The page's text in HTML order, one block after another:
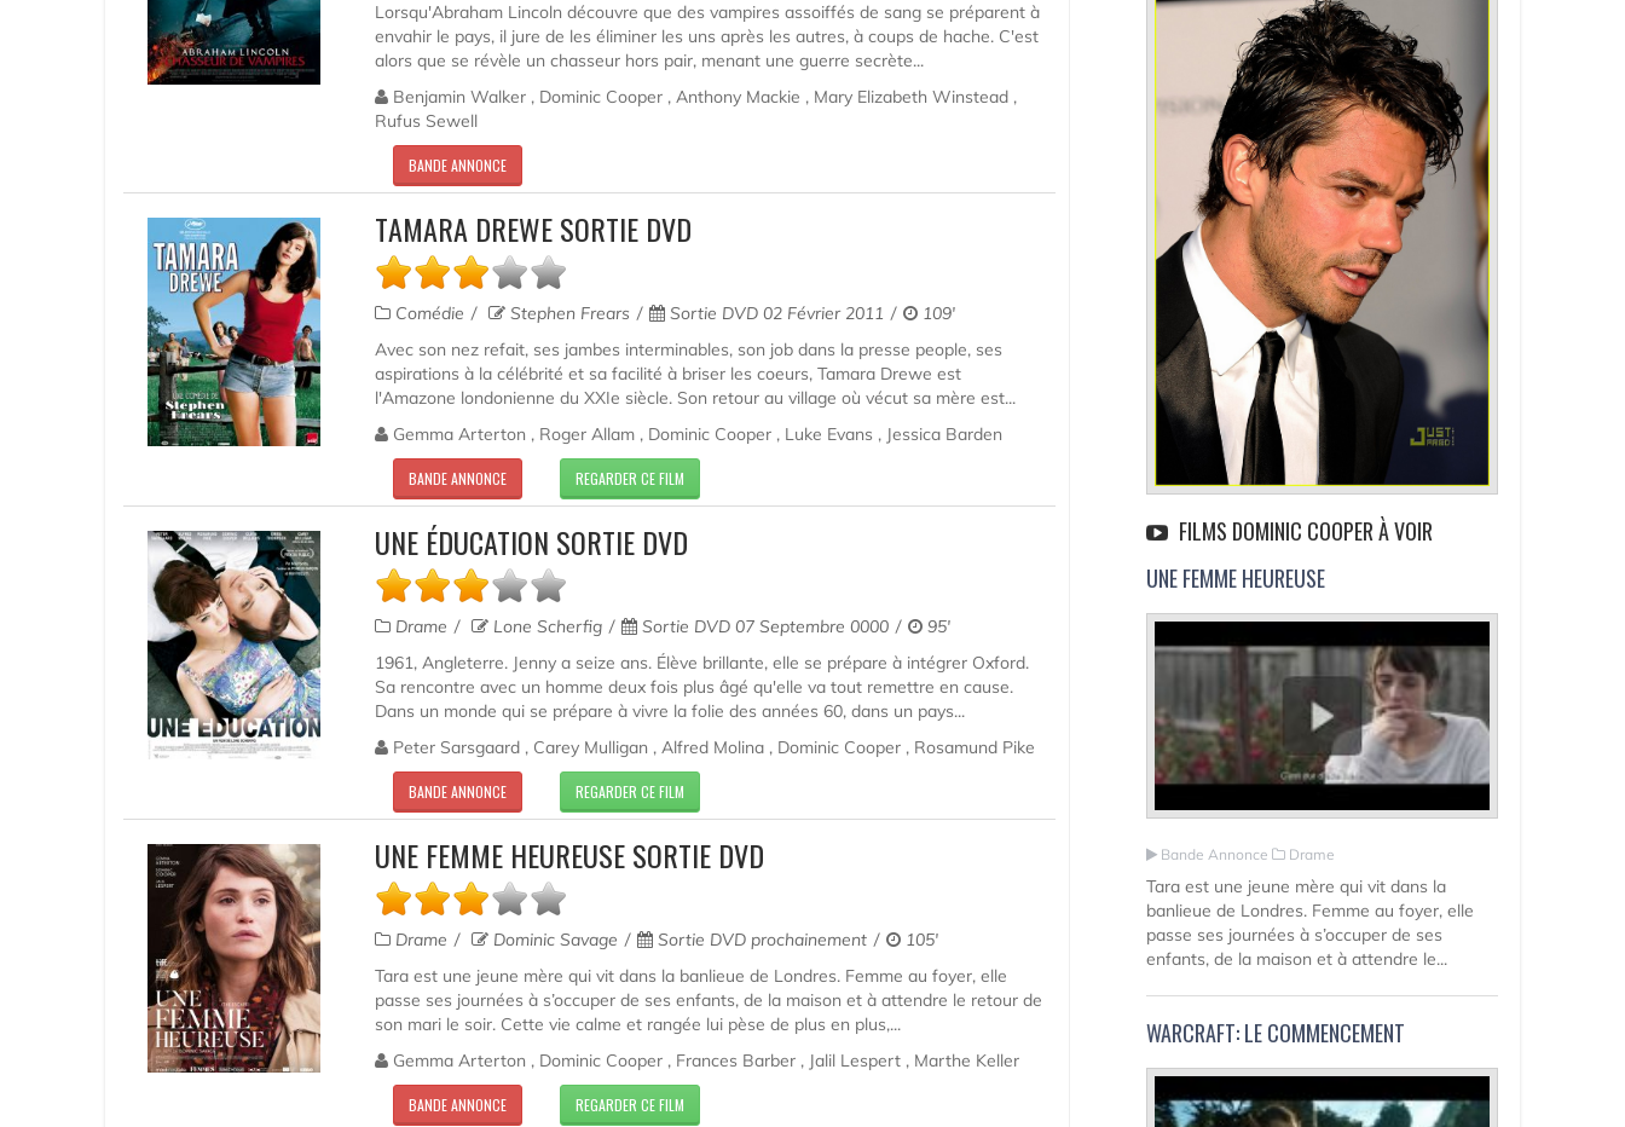
Lorsqu'Abraham Lincoln découvre que des vampires assoiffés de sang se préparent à
envahir le pays, il jure de les éliminer les uns après les autres, à coups de hache. C'est
alors que se révèle un chasseur hors pair, menant une guerre secrète...
Benjamin Walker , Dominic Cooper , Anthony Mackie , Mary Elizabeth Winstead ,
Rufus Sewell
BANDE ANNONCE
TAMARA DREWE SORTIE DVD
Comédie Stephen Frears Sortie DVD 02 Février 2011
109'
Avec son nez refait, ses jambes interminables, son job dans la presse people, ses
aspirations à la célébrité et sa facilité à briser les coeurs, Tamara Drewe est
l'Amazone londonienne du XXIe siècle. Son retour au village où vécut sa mère est...
Gemma Arterton , Roger Allam , Dominic Cooper , Luke Evans , Jessica Barden
BANDE ANNONCE REGARDER CE FILM
UNE ÉDUCATION SORTIE DVD
Drame Lone Scherfig Sortie DVD 07 Septembre 0000
95'
1961, Angleterre. Jenny a seize ans. Élève brillante, elle se prépare à intégrer Oxford.
Sa rencontre avec un homme deux fois plus âgé qu'elle va tout remettre en cause.
Dans un monde qui se prépare à vivre la folie des années 60, dans un pays...
Peter Sarsgaard , Carey Mulligan , Alfred Molina , Dominic Cooper , Rosamund Pike
BANDE ANNONCE REGARDER CE FILM
UNE FEMME HEUREUSE SORTIE DVD
Drame Dominic Savage Sortie DVD prochainement
105'
Tara est une jeune mère qui vit dans la banlieue de Londres. Femme au foyer, elle
passe ses journées à s’occuper de ses enfants, de la maison et à attendre le retour de
son mari le soir. Cette vie calme et rangée lui pèse de plus en plus,...
Gemma Arterton , Dominic Cooper , Frances Barber , Jalil Lespert , Marthe Keller
BANDE ANNONCE REGARDER CE FILM
FILMS DOMINIC COOPER À VOIR
UNE FEMME HEUREUSE
Bande Annonce Drame
Tara est une jeune mère qui vit dans la
banlieue de Londres. Femme au foyer, elle
passe ses journées à s’occuper de ses
enfants, de la maison et à attendre le...
WARCRAFT: LE COMMENCEMENT